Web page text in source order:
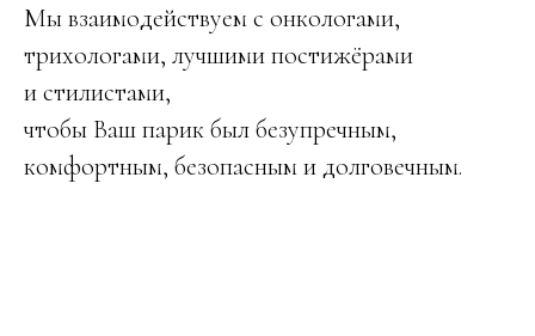
Мы взаимодействуем с онкологами,
трихологами, лучшими постижёрами
и стилистами,
чтобы Ваш парик был безупречным,
комфортным, безопасным и долговечным.